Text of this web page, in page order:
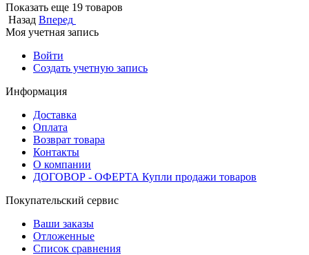
Показать еще 19 товаров
Назад Вперед
Моя учетная запись
Войти
Создать учетную запись
Информация
Доставка
Оплата
Возврат товара
Контакты
О компании
ДОГОВОР - ОФЕРТА Купли продажи товаров
Покупательский сервис
Ваши заказы
Отложенные
Список сравнения